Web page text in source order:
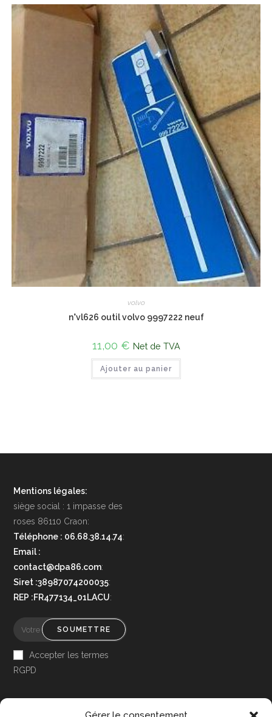
volvo
n°vl626 outil volvo 9997222 neuf
11,00 € Net de TVA
Ajouter au panier
Mentions légales:
siège social : 1 impasse des
roses 86110 Craon:
Téléphone : 06.68.38.14.74:
Email :
contact@dpa86.com:
Siret :38987074200035:
REP :FR477134_01LACU:
SOUMETTRE
Accepter les termes
RGPD